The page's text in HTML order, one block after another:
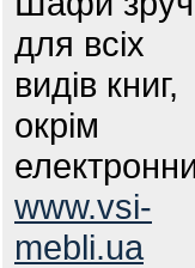
для всіх
видів книг,
окрім
www.vsi-
mebli.ua